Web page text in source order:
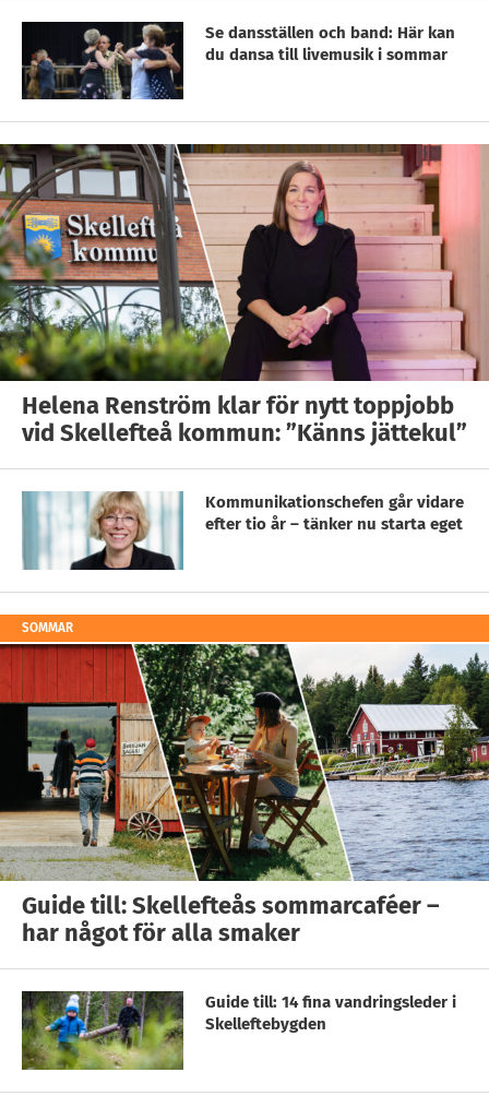
Se dansställen och band: Här kan
du dansa till livemusik i sommar
Helena Renström klar för nytt toppjobb
vid Skellefteå kommun: ”Känns jättekul”
Kommunikationschefen går vidare
efter tio år – tänker nu starta eget
SOMMAR
Guide till: Skellefteås sommarcaféer –
har något för alla smaker
Guide till: 14 fina vandringsleder i
Skelleftebygden